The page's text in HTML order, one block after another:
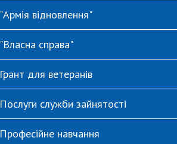
"Армія відновлення"
"Власна справа"
Грант для ветеранів
Послуги служби зайнятості
Професійне навчання